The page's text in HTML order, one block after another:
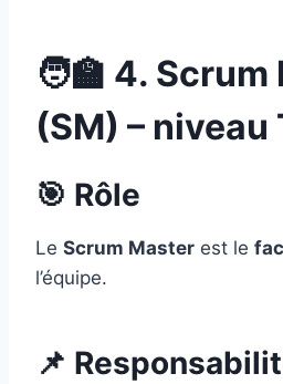
🧑‍🏫 4.
(SM) – niveau
🎯 Rôle
Le Scrum Master est le
l’équipe.
📌